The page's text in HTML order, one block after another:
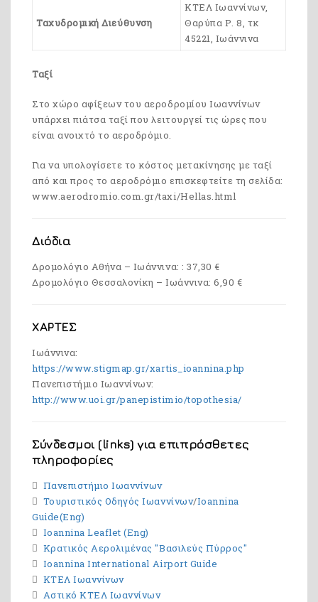
Ταχυδρομική Διεύθυνση
ΚΤΕΛ Ιωαννίνων,
Θαρύπα Ρ. 8, τκ
45221, Ιωάννινα
Ταξί
Στo χώρο αφίξεων του αεροδρομίου Ιωαννίνων
υπάρχει πιάτσα ταξί που λειτουργεί τις ώρες που
είναι ανοιχτό το αεροδρόμιο.
Για να υπολογίσετε το κόστος μετακίνησης με ταξί
από και προς το αεροδρόμιο επισκεφτείτε τη σελίδα:
www.aerodromio.com.gr/taxi/Hellas.html
Διόδια
Δρομολόγιο Αθήνα – Ιωάννινα: : 37,30 €
Δρομολόγιο Θεσσαλονίκη – Ιωάννινα: 6,90 €
ΧΑΡΤΕΣ
Ιωάννινα:
https://www.stigmap.gr/xartis_ioannina.php
Πανεπιστήμιο Ιωαννίνων:
http://www.uoi.gr/panepistimio/topothesia/
Σύνδεσμοι (links) για επιπρόσθετες
πληροφορίες
Πανεπιστήμιο Ιωαννίνων
Τουριστικός Οδηγός Ιωαννίνων/Ioannina
Guide(Eng)
Ioannina Leaflet (Eng)
Κρατικός Αερολιμένας "Βασιλεύς Πύρρος"
Ioannina International Airport Guide
ΚΤΕΛ Ιωαννίνων
Αστικό ΚΤΕΛ Ιωαννίνων